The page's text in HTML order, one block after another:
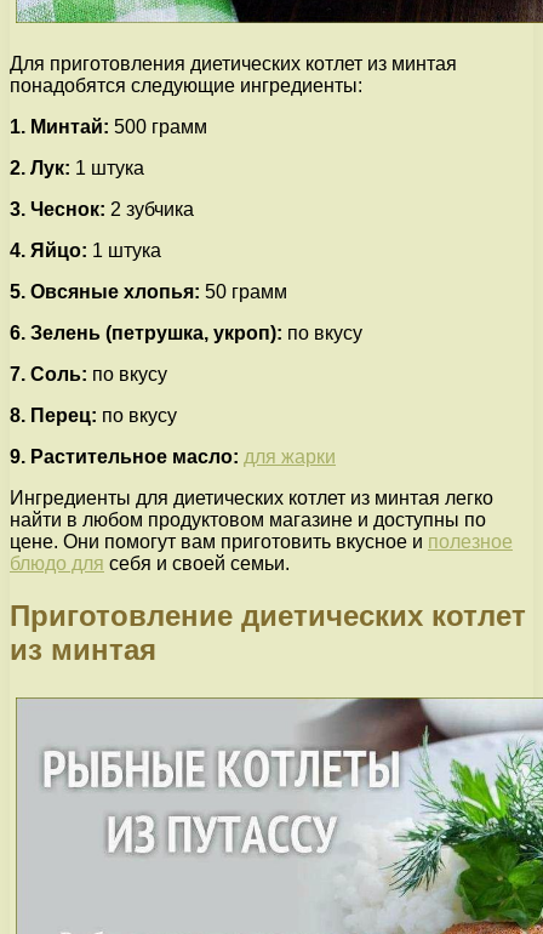
Для приготовления диетических котлет из минтая
понадобятся следующие ингредиенты:
1. Минтай: 500 грамм
2. Лук: 1 штукa
3. Чеснок: 2 зубчика
4. Яйцо: 1 штукa
5. Овсяные хлопья: 50 грамм
6. Зелень (петрушка, укроп): по вкусу
7. Соль: по вкусу
8. Перец: по вкусу
9. Растительное масло: для жарки
Ингредиенты для диетических котлет из минтая легко
найти в любом продуктовом магазине и доступны по
цене. Они помогут вам приготовить вкусное и полезное
блюдо для себя и своей семьи.
Приготовление диетических котлет
из минтая